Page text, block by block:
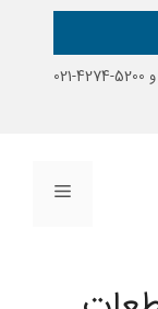
و 5200-4274-021
فهرست